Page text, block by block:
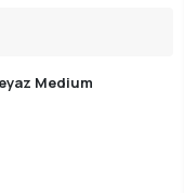
Medium